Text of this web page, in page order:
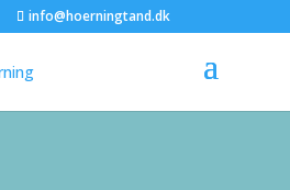
info@hoerningtand.dk